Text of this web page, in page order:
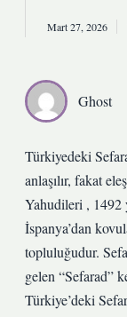
Mart 27, 2026
Ghost
Türkiyedeki
anlaşılır, fakat
Yahudileri , 1492
İspanya’dan
topluluğudur.
gelen “Sefarad”
Türkiye’deki